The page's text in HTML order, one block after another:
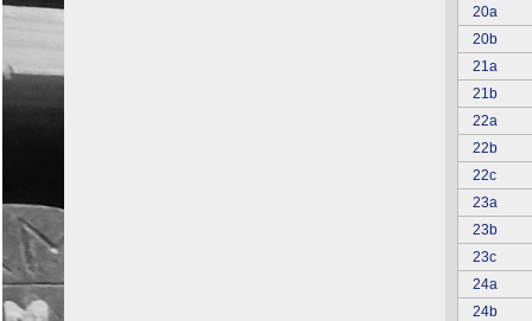
20a
20b
21a
21b
22a
22b
22c
23a
23b
23c
24a
24b